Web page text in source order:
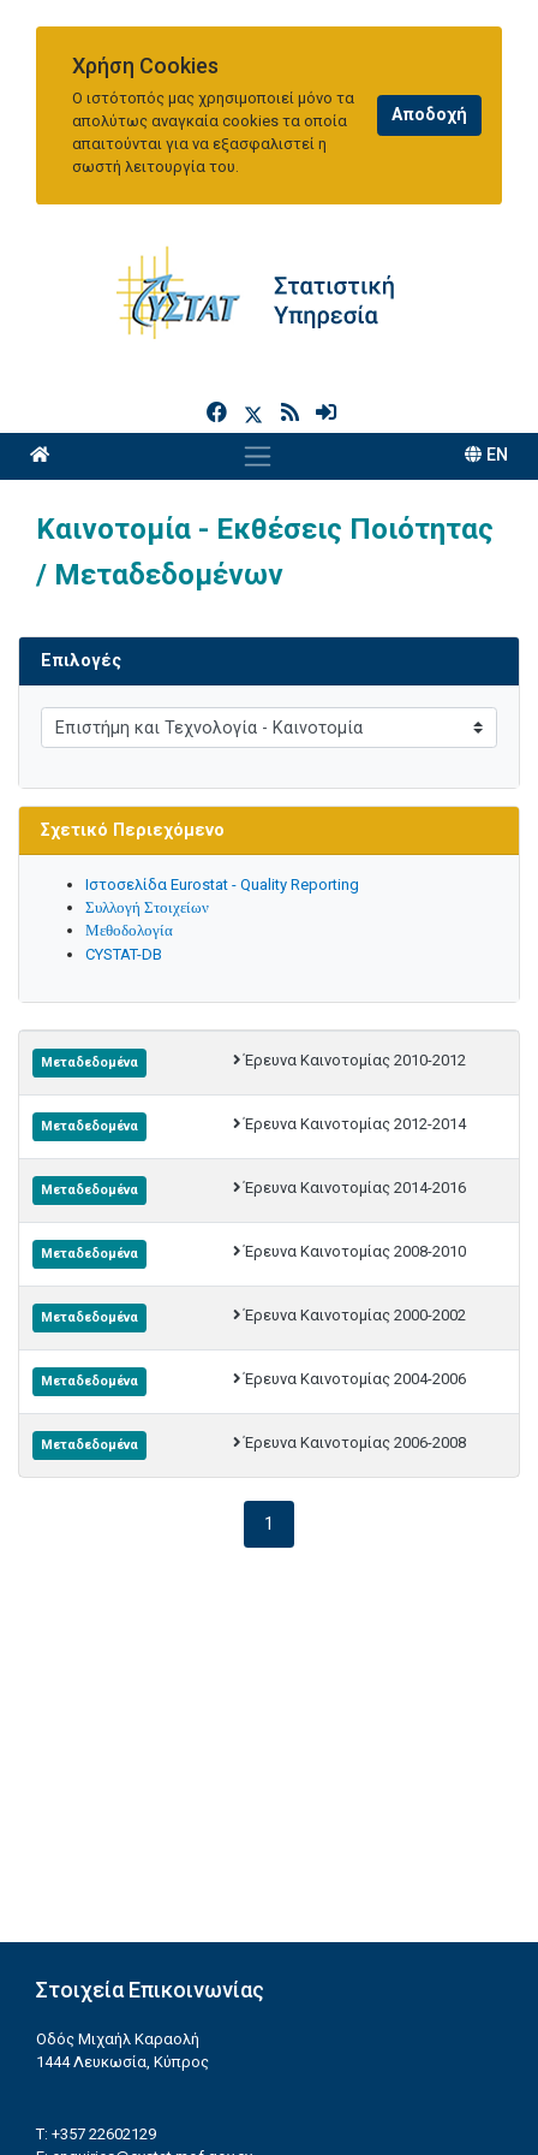
Χρήση Cookies
Ο ιστότοπός μας χρησιμοποιεί μόνο τα
απολύτως αναγκαία cookies τα οποία
απαιτούνται για να εξασφαλιστεί η
σωστή λειτουργία του.
h
EN
Καινοτομία - Εκθέσεις Ποιότητας
/ Μεταδεδομένων
Επιλογές
Σχετικό Περιεχόμενο
Ιστοσελίδα Eurostat - Quality Reporting
Συλλογή Στοιχείων
Μεθοδολογία
CYSTAT-DB
Μεταδεδομένα Έρευνα Καινοτομίας 2010-2012
Μεταδεδομένα Έρευνα Καινοτομίας 2012-2014
Μεταδεδομένα Έρευνα Καινοτομίας 2014-2016
Μεταδεδομένα Έρευνα Καινοτομίας 2008-2010
Μεταδεδομένα Έρευνα Καινοτομίας 2000-2002
Μεταδεδομένα Έρευνα Καινοτομίας 2004-2006
Μεταδεδομένα Έρευνα Καινοτομίας 2006-2008
1
Στοιχεία Επικοινωνίας
Οδός Μιχαήλ Καραολή
1444 Λευκωσία, Κύπρος
T: +357 22602129